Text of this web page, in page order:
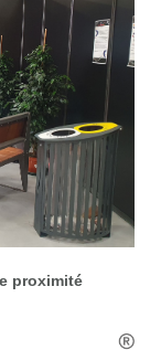
proximité